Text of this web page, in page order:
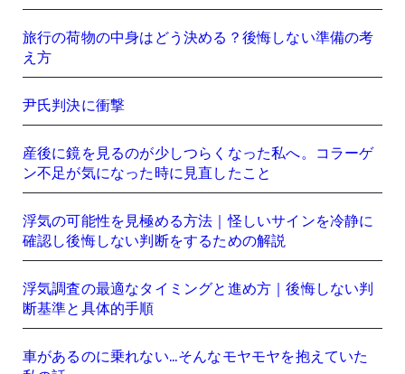
旅行の荷物の中身はどう決める？後悔しない準備の考
え方
尹氏判決に衝撃
産後に鏡を見るのが少しつらくなった私へ。コラーゲ
ン不足が気になった時に見直したこと
浮気の可能性を見極める方法｜怪しいサインを冷静に
確認し後悔しない判断をするための解説
浮気調査の最適なタイミングと進め方｜後悔しない判
断基準と具体的手順
車があるのに乗れない…そんなモヤモヤを抱えていた